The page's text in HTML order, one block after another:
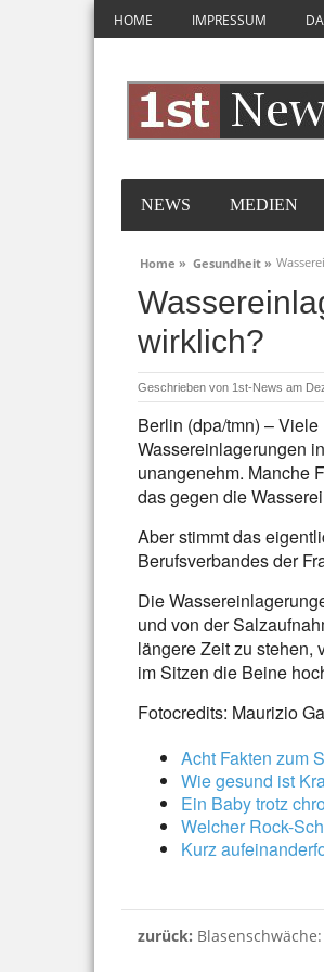
HOME IMPRESSUM
NEWS MEDIEN
Home » Gesundheit »
wirklich?
Geschrieben von 1st-News am
Berlin (dpa/tmn) –
Wassereinlagerungen
unangenehm. Manche
das gegen die
Aber stimmt das
Berufsverbandes der
Die
und von der
längere Zeit zu stehen,
im Sitzen die Beine
Fotocredits: Maurizio
Acht Fakten zum
Wie gesund ist
Ein Baby trotz
Welcher Rock-
Kurz
zurück: